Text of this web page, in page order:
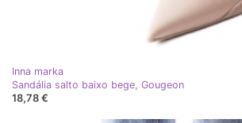
Inna marka
Sandália salto baixo bege, Gougeon
18,78 €